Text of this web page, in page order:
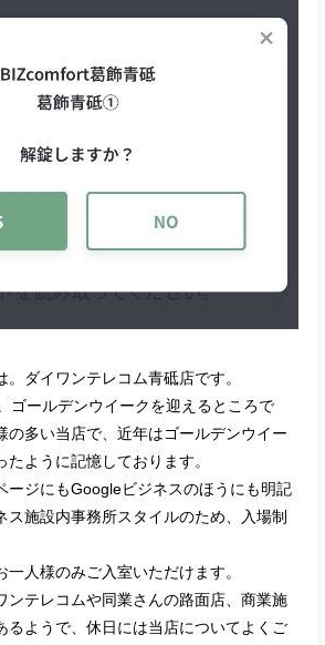
ダイワンテレコム青砥店です。
ゴールデンウイークを迎えるところで
の多い当店で、近年はゴールデンウイー
ように記憶しております。
ージにもGoogleビジネスのほうにも明記
ス施設内事務所スタイルのため、入場制
人様のみご入室いただけます。
ンテレコムや同業さんの路面店、商業施
るようで、休日には当店についてよくご